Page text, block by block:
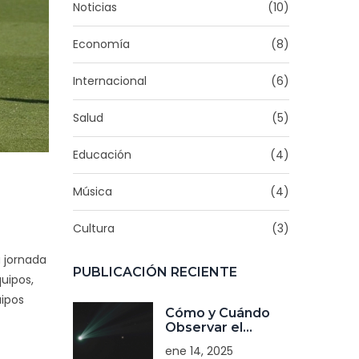
Noticias (10)
Economía (8)
Internacional (6)
Salud (5)
Educación (4)
Música (4)
Cultura (3)
PUBLICACIÓN RECIENTE
Cómo y Cuándo
Observar el
ene 14, 2025
jornada